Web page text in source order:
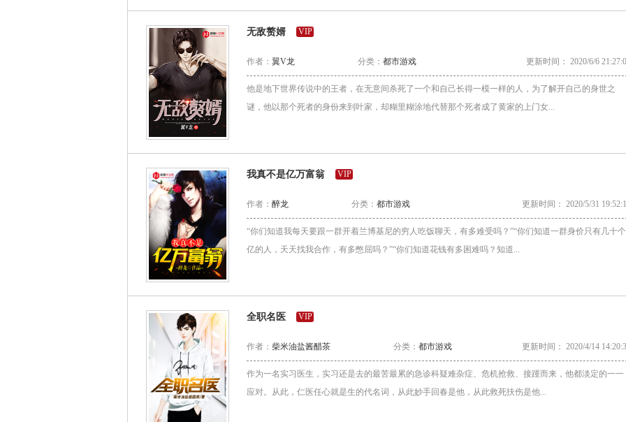
无敌赘婿 VIP
作者： 翼V龙 分类： 都市游戏 更新时间： 2020/6/6
他是地下世界传说中的王者，在无意间杀死了一个和自己长得一模一样的人，为了解开自己的身世之
谜，他以那个死者的身份来到叶家，却糊里糊涂地代替那个死者成了黄家的上门女...
我真不是亿万富翁 VIP
作者： 醉龙 分类： 都市游戏 更新时间： 2020/5/31
“你们知道我每天要跟一群开着兰博基尼的穷人吃饭聊天，有多难受吗？”“你们知道一群身价只有几十个
亿的人，天天找我合作，有多憋屈吗？”“你们知道花钱有多困难吗？知道...
全职名医 VIP
作者： 柴米油盐酱醋茶 分类： 都市游戏 更新时间： 2020/4/14
作为一名实习医生，实习还是去的最苦最累的急诊科疑难杂症、危机抢救、接踵而来，他都淡定的一一
应对。从此，仁医任心就是生的代名词，从此妙手回春是他，从此救死扶伤是他...